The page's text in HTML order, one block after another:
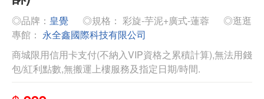
◎品牌： 皇覺 ◎規格： 彩旋-芋泥+廣式-蓮蓉
◎逛逛
專館： 永全鑫國際科技有限公司
商城限用信用卡支付(不納入VIP資格之累積計算),無法用錢
包/紅利點數,無搬運上樓服務及指定日期/時間.